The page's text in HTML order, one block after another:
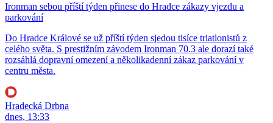
Ironman sebou příští týden přinese do Hradce zákazy vjezdu a
parkování
Do Hradce Králové se už příští týden sjedou tisíce triatlonistů z
celého světa. S prestižním závodem Ironman 70.3 ale dorazí také
rozsáhlá dopravní omezení a několikadenní zákaz parkování v
centru města.
Hradecká Drbna
dnes, 13:33